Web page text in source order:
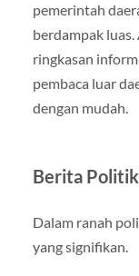
pemerintah
berdampak
ringkasan
pembaca luar
dengan mudah.
Berita
Dalam ranah
yang signifikan.